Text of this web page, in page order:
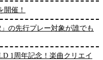
開催！
の先行プレー対象が誰でも
1周年記念！楽曲クリエイ